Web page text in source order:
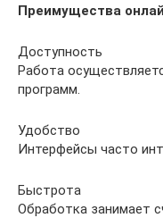
Преимущества
Доступность
Работа
программ.
Удобство
Интерфейсы часто
Быстрота
Обработка занимает